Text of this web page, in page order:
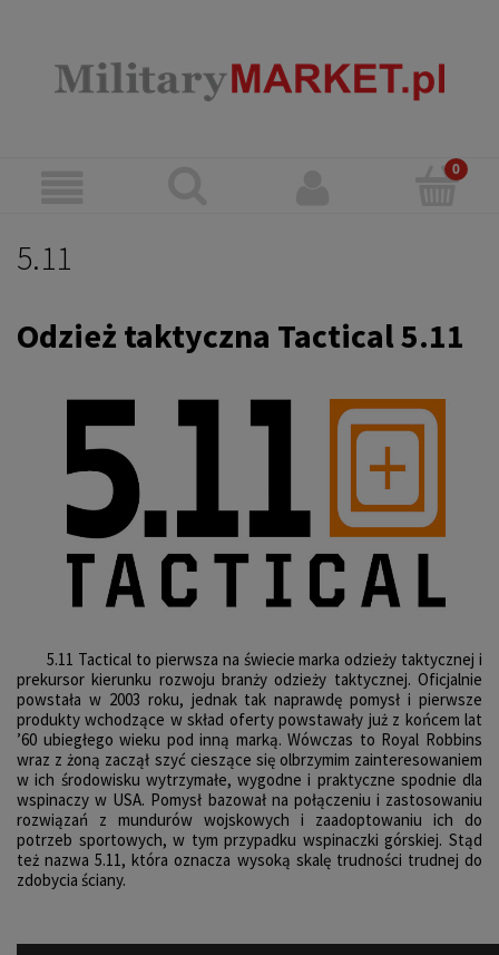
5.11
Odzież taktyczna Tactical 5.11
5.11 Tactical to pierwsza na świecie marka odzieży taktycznej i
prekursor kierunku rozwoju branży odzieży taktycznej. Oficjalnie
powstała w 2003 roku, jednak tak naprawdę pomysł i pierwsze
produkty wchodzące w skład oferty powstawały już z końcem lat
’60 ubiegłego wieku pod inną marką. Wówczas to Royal Robbins
wraz z żoną zaczął szyć cieszące się olbrzymim zainteresowaniem
w ich środowisku wytrzymałe, wygodne i praktyczne spodnie dla
wspinaczy w USA. Pomysł bazował na połączeniu i zastosowaniu
rozwiązań z mundurów wojskowych i zaadoptowaniu ich do
potrzeb sportowych, w tym przypadku wspinaczki górskiej. Stąd
też nazwa 5.11, która oznacza wysoką skalę trudności trudnej do
zdobycia ściany.